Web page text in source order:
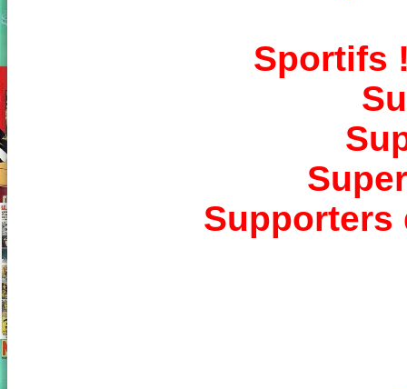
Sportifs
Supporters